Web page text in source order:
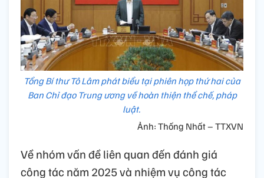
Tổng Bí thư Tô Lâm phát biểu tại phiên họp thứ hai của
Ban Chỉ đạo Trung ương về hoàn thiện thể chế, pháp
luật.
Ảnh: Thống Nhất – TTXVN
Về nhóm vấn đề liên quan đến đánh giá
công tác năm 2025 và nhiệm vụ công tác